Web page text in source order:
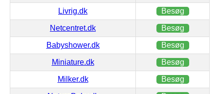
Livrig.dk Besøg
Netcentret.dk Besøg
Babyshower.dk Besøg
Miniature.dk Besøg
Milker.dk Besøg